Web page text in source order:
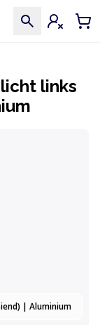
Inloggen
links
| Aluminium